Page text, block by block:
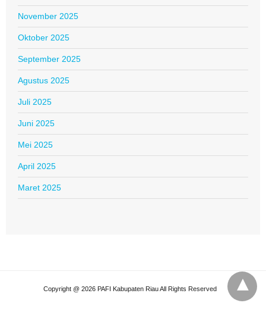
November 2025
Oktober 2025
September 2025
Agustus 2025
Juli 2025
Juni 2025
Mei 2025
April 2025
Maret 2025
Copyright @ 2026 PAFI Kabupaten Riau All Rights Reserved